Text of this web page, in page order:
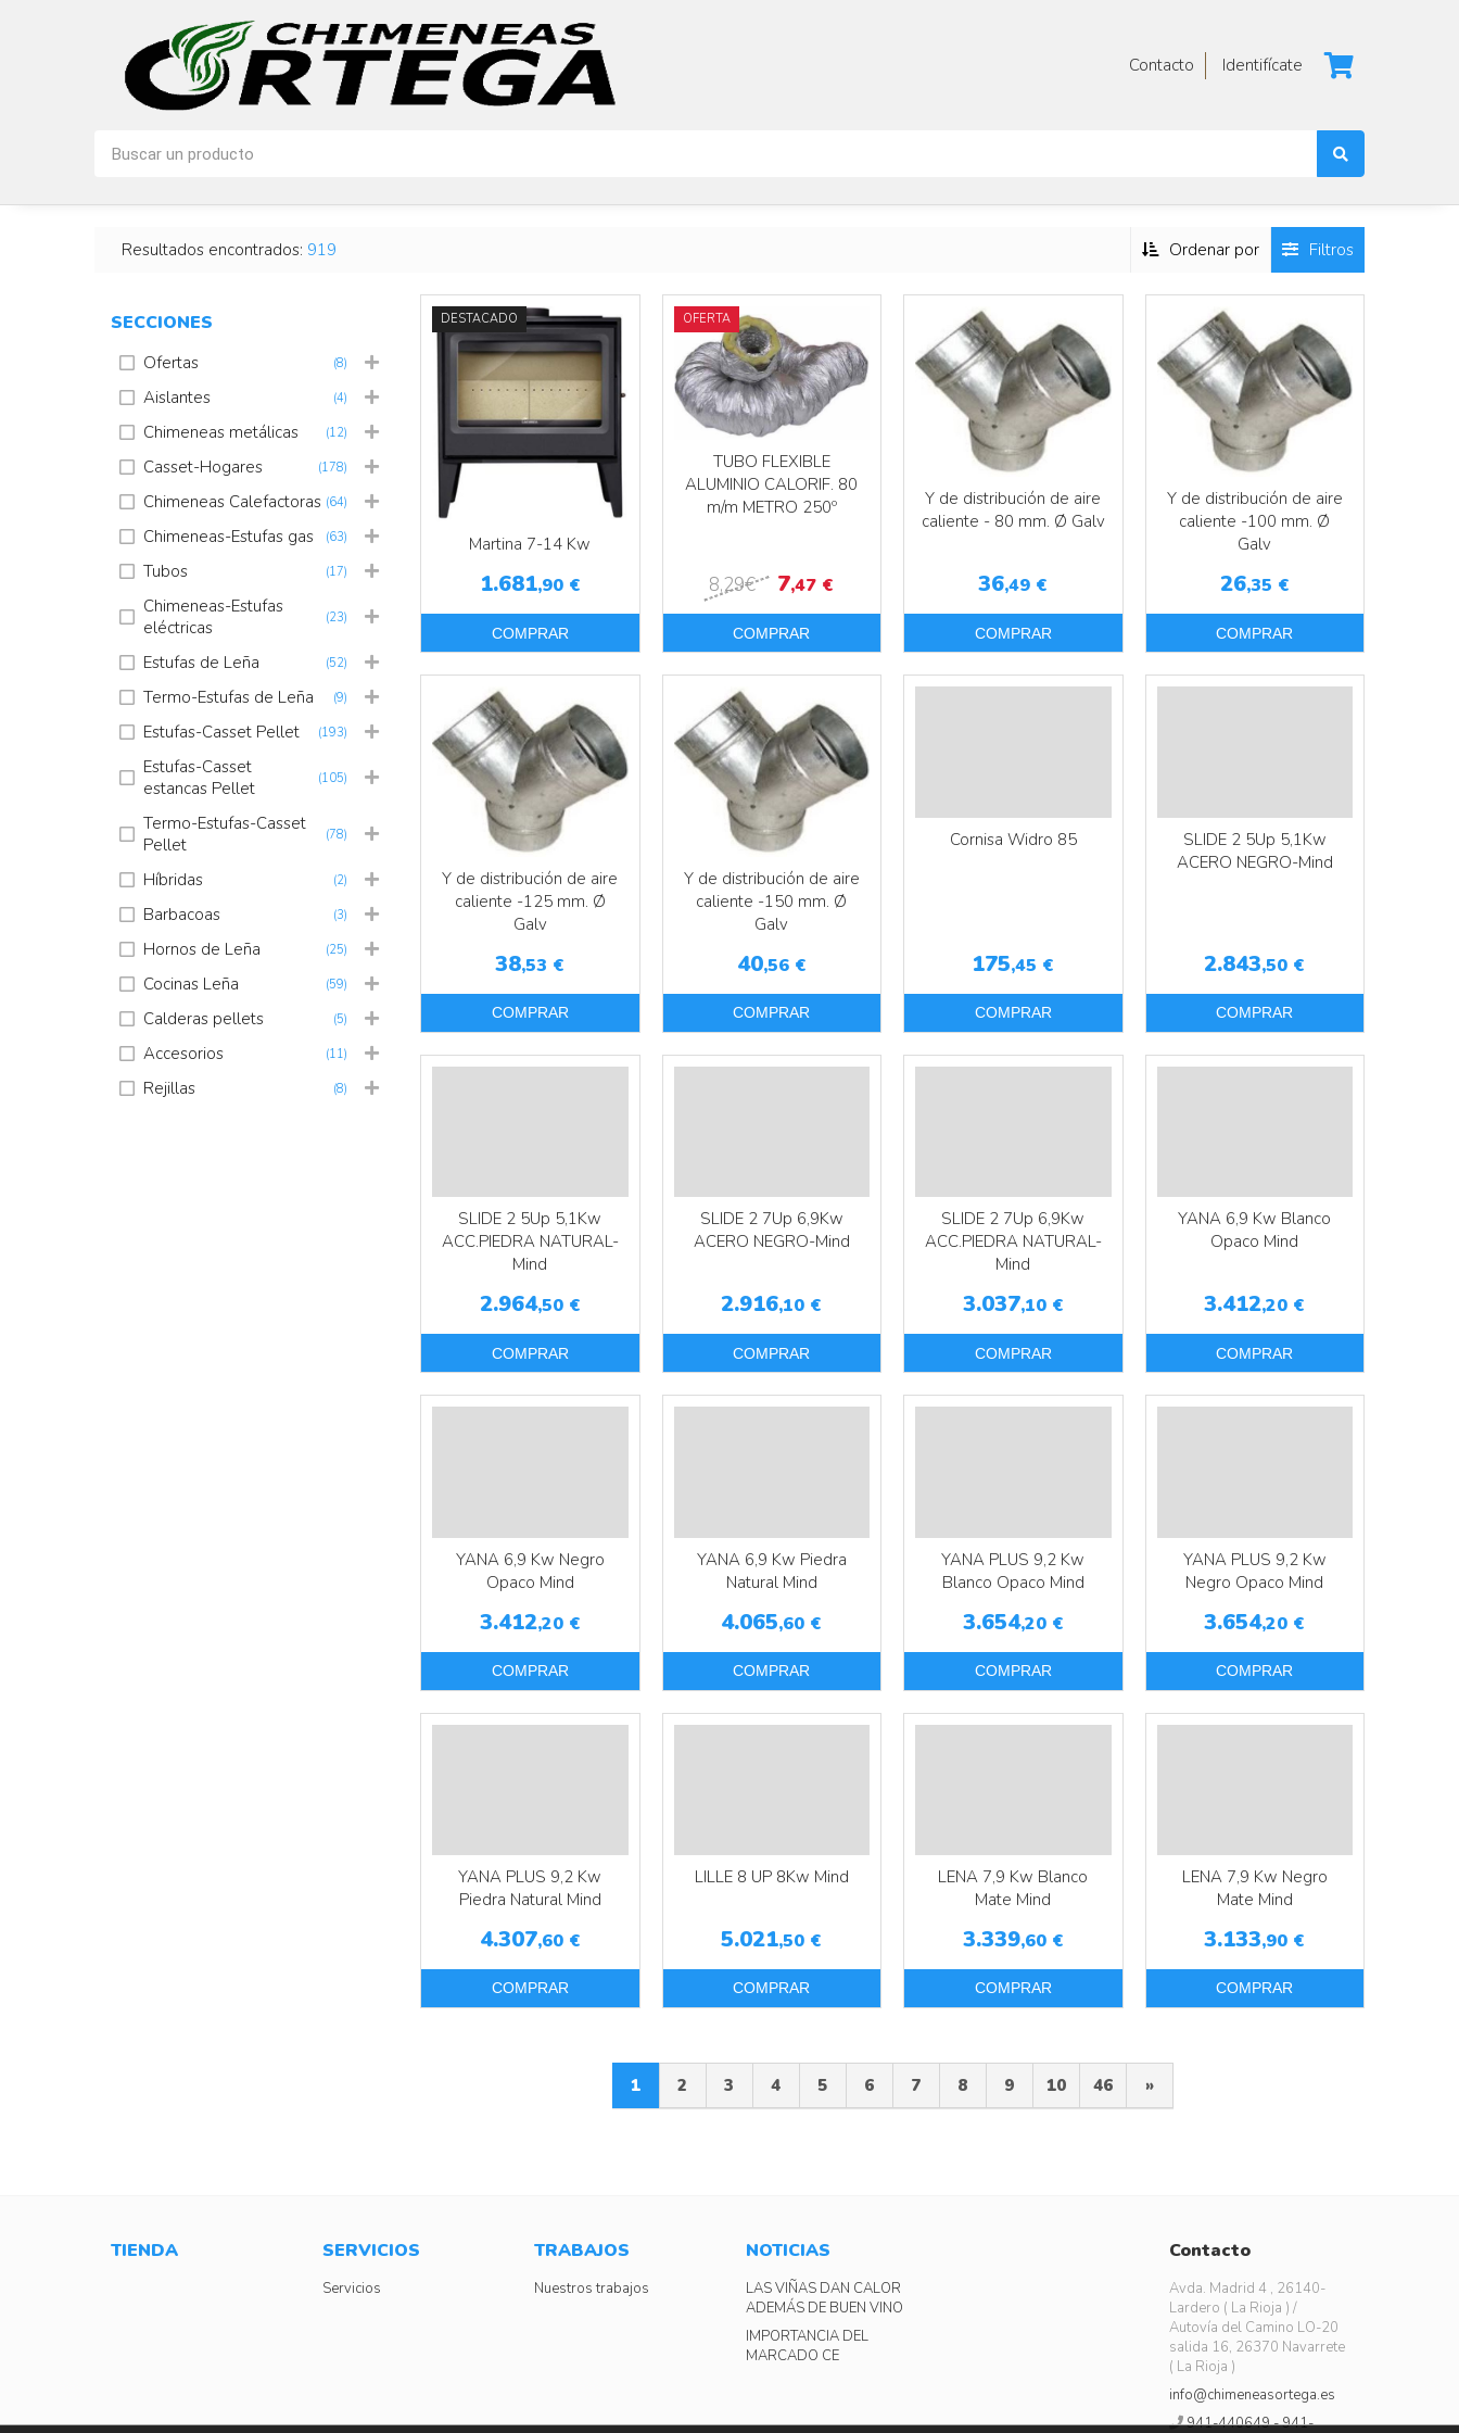
Contacto Identifícate
Resultados encontrados: 919 Ordenar por Filtros
SECCIONES
Ofertas (8)
Aislantes (4)
Chimeneas metálicas (12)
Casset-Hogares (178)
Chimeneas Calefactoras (64)
Chimeneas-Estufas gas (63)
Tubos (17)
Chimeneas-Estufas
eléctricas
(23)
Estufas de Leña (52)
Termo-Estufas de Leña (9)
Estufas-Casset Pellet (193)
Estufas-Casset
estancas Pellet
(105)
Termo-Estufas-Casset
Pellet
(78)
Híbridas (2)
Barbacoas (3)
Hornos de Leña (25)
Cocinas Leña (59)
Calderas pellets (5)
Accesorios (11)
Rejillas (8)
DESTACADO
Martina 7-14 Kw
1.681,90 €
COMPRAR
OFERTA
TUBO FLEXIBLE
ALUMINIO CALORIF. 80
m/m METRO 250º
8,29€ 7,47 €
COMPRAR
Y de distribución de aire
caliente - 80 mm. Ø Galv
36,49 €
COMPRAR
Y de distribución de aire
caliente -100 mm. Ø
Galv
26,35 €
COMPRAR
Y de distribución de aire
caliente -125 mm. Ø
Galv
38,53 €
COMPRAR
Y de distribución de aire
caliente -150 mm. Ø
Galv
40,56 €
COMPRAR
Cornisa Widro 85
175,45 €
COMPRAR
SLIDE 2 5Up 5,1Kw
ACERO NEGRO-Mind
2.843,50 €
COMPRAR
Más info
SLIDE 2 5Up 5,1Kw
ACC.PIEDRA NATURAL-
Mind
2.964,50 €
COMPRAR
SLIDE 2 7Up 6,9Kw
ACERO NEGRO-Mind
2.916,10 €
COMPRAR
SLIDE 2 7Up 6,9Kw
ACC.PIEDRA NATURAL-
Mind
3.037,10 €
COMPRAR
YANA 6,9 Kw Blanco
Opaco Mind
3.412,20 €
COMPRAR
Más info
YANA 6,9 Kw Negro
Opaco Mind
3.412,20 €
COMPRAR
Más info
YANA 6,9 Kw Piedra
Natural Mind
4.065,60 €
COMPRAR
Más info
YANA PLUS 9,2 Kw
Blanco Opaco Mind
3.654,20 €
COMPRAR
Más info
YANA PLUS 9,2 Kw
Negro Opaco Mind
3.654,20 €
COMPRAR
Más info
YANA PLUS 9,2 Kw
Piedra Natural Mind
4.307,60 €
COMPRAR
Más info
LILLE 8 UP 8Kw Mind
5.021,50 €
COMPRAR
LENA 7,9 Kw Blanco
Mate Mind
3.339,60 €
COMPRAR
LENA 7,9 Kw Negro
Mate Mind
3.133,90 €
COMPRAR
1 2 3 4 5 6 7 8 9 10 46 »
TIENDA SERVICIOS
Servicios
TRABAJOS
Nuestros trabajos
NOTICIAS
LAS VIÑAS DAN CALOR
ADEMÁS DE BUEN VINO
IMPORTANCIA DEL
MARCADO CE
Contacto
Avda. Madrid 4 , 26140-
Lardero ( La Rioja ) /
Autovía del Camino LO-20
salida 16, 26370 Navarrete
( La Rioja )
info@chimeneasortega.es
941-440649 - 941-